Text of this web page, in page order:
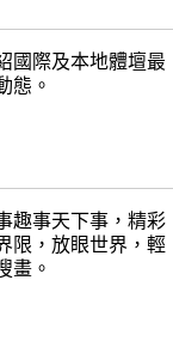
國際及本地體壇最
態。
趣事天下事，精彩
限，放眼世界，輕
畫。